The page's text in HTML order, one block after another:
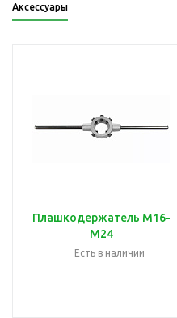
Аксессуары
Плашкодержатель M16-
М24
Есть в наличии